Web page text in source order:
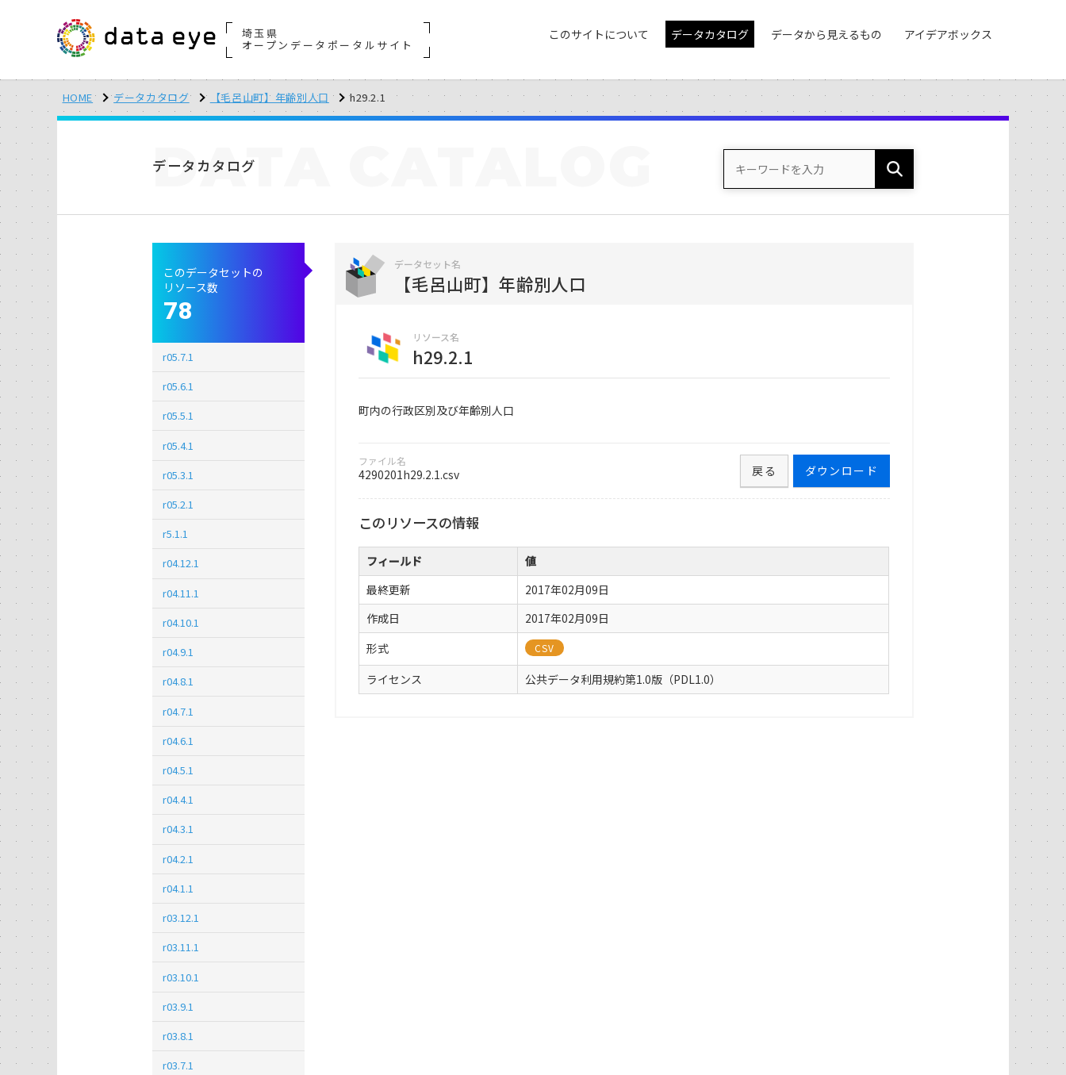
埼玉県
オープンデータポータルサイト
このサイトについて データカタログ データから見えるもの アイデアボックス
HOME データカタログ 【毛呂山町】年齢別人口 h29.2.1
データカタログ
DATA
データセット名
【毛呂山町】年齢別人口
リソース名
h29.2.1
町内の行政区別及び年齢別人口
ファイル名
4290201h29.2.1.csv ダウンロード
戻る
このリソースの情報
フィールド
値
最終更新
2017年02月09日
作成日
2017年02月09日
形式
CSV
ライセンス 公共データ利用規約第1.0版（PDL1.0）
このデータセットの
リソース数
78
r05.7.1
r05.6.1
r05.5.1
r05.4.1
r05.3.1
r05.2.1
r5.1.1
r04.12.1
r04.11.1
r04.10.1
r04.9.1
r04.8.1
r04.7.1
r04.6.1
r04.5.1
r04.4.1
r04.3.1
r04.2.1
r04.1.1
r03.12.1
r03.11.1
r03.10.1
r03.9.1
r03.8.1
r03.7.1